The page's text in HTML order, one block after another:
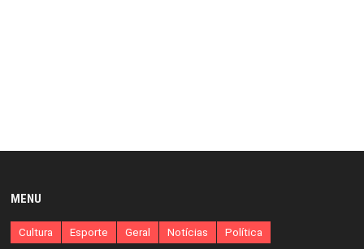
MENU
Cultura Esporte Geral Notícias Política